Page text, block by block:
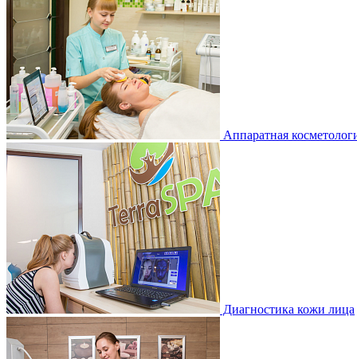
Аппаратная
Диагностика кожи лица